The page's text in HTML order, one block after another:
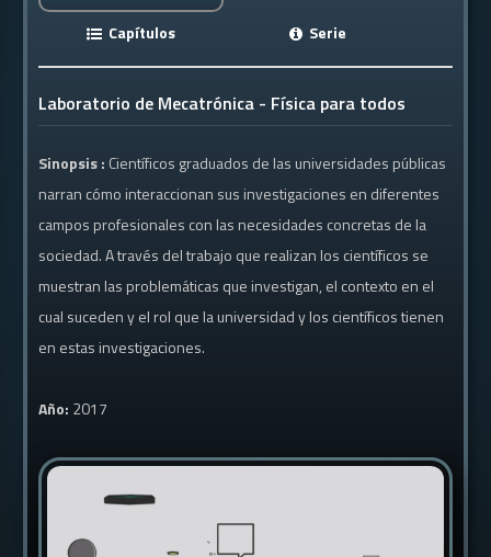
Capítulos
Serie
Laboratorio de Mecatrónica - Física para todos
Sinopsis : Científicos graduados de las universidades públicas
narran cómo interaccionan sus investigaciones en diferentes
campos profesionales con las necesidades concretas de la
sociedad. A través del trabajo que realizan los científicos se
muestran las problemáticas que investigan, el contexto en el
cual suceden y el rol que la universidad y los científicos tienen
en estas investigaciones.
Año: 2017